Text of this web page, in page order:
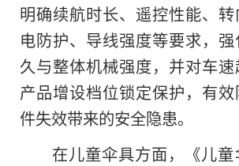
明确续航时长、遥控性能、
电防护、导线强度等要求，
久与整体机械强度，并对车
产品增设档位锁定保护，有
件失效带来的安全隐患。
在儿童伞具方面，《儿